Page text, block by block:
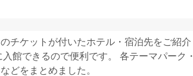
チケットが付いたホテル・宿泊先をご紹介
館できるので便利です。 各テーマパーク・
どをまとめました。